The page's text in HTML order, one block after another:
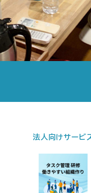
法人向けサービ